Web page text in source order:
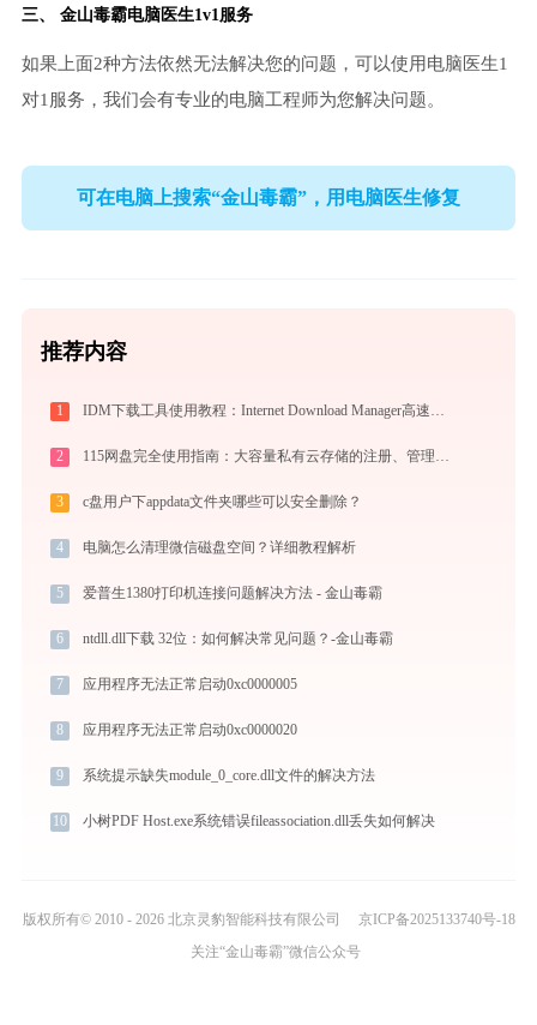
三、 金山毒霸电脑医生1v1服务
如果上面2种方法依然无法解决您的问题，可以使用电脑医生1
对1服务，我们会有专业的电脑工程师为您解决问题。
可在电脑上搜索“金山毒霸”，用电脑医生修复
推荐内容
1 IDM下载工具使用教程：Internet Download Manager高速下载与视频抓取完全指南
2 115网盘完全使用指南：大容量私有云存储的注册、管理与分享全攻略（2026最新）
3 c盘用户下appdata文件夹哪些可以安全删除？
4 电脑怎么清理微信磁盘空间？详细教程解析
5 爱普生1380打印机连接问题解决方法 - 金山毒霸
6 ntdll.dll下载 32位：如何解决常见问题？-金山毒霸
7 应用程序无法正常启动0xc0000005
8 应用程序无法正常启动0xc0000020
9 系统提示缺失module_0_core.dll文件的解决方法
10 小树PDF Host.exe系统错误fileassociation.dll丢失如何解决
版权所有© 2010 - 2026 北京灵豹智能科技有限公司
京ICP备2025133740号-18
关注“金山毒霸”微信公众号